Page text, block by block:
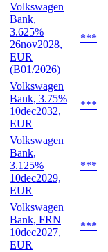
Volkswagen
Bank,
3.625%
26nov2028,
EUR
(B01/2026)
***
Volkswagen
Bank, 3.75%
10dec2032,
EUR
***
Volkswagen
Bank,
3.125%
10dec2029,
EUR
***
Volkswagen
Bank, FRN
10dec2027,
EUR
***